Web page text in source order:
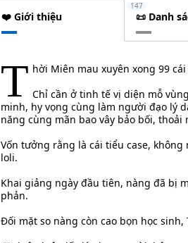
❤️ Giới thiệu 📜 Danh
147
T hời Miên mau xuyên xong 99
Chỉ cần ở tinh tế vị diện mỗ
minh, hy vọng cùng làm người đạo lý
năng cùng mãn bao vây bảo bối,
Vốn tưởng rằng là cái tiểu case,
loli.
Khai giảng ngày đầu tiên, nàng đã bị
phản.
Đối mặt so nàng còn cao bọn học